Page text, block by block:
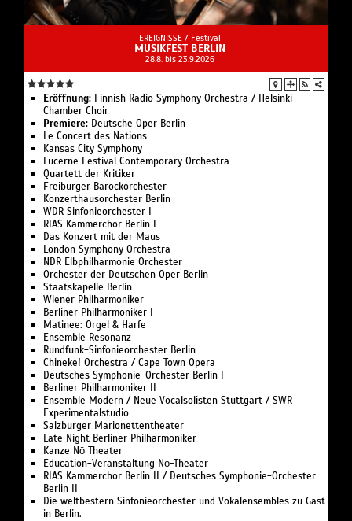
EREIGNISSE / Festival
MUSIKFEST BERLIN
28.8. bis 23.9.2026
Eröffnung: Finnish Radio Symphony Orchestra / Helsinki
Chamber Choir
Premiere: Deutsche Oper Berlin
Le Concert des Nations
Kansas City Symphony
Lucerne Festival Contemporary Orchestra
Quartett der Kritiker
Freiburger Barockorchester
Konzerthausorchester Berlin
WDR Sinfonieorchester I
RIAS Kammerchor Berlin I
Das Konzert mit der Maus
London Symphony Orchestra
NDR Elbphilharmonie Orchester
Orchester der Deutschen Oper Berlin
Staatskapelle Berlin
Wiener Philharmoniker
Berliner Philharmoniker I
Matinee: Orgel & Harfe
Ensemble Resonanz
Rundfunk-Sinfonieorchester Berlin
Chineke! Orchestra / Cape Town Opera
Deutsches Symphonie-Orchester Berlin I
Berliner Philharmoniker II
Ensemble Modern / Neue Vocalsolisten Stuttgart / SWR
Experimentalstudio
Salzburger Marionettentheater
Late Night Berliner Philharmoniker
Kanze Nō Theater
Education-Veranstaltung Nō-Theater
RIAS Kammerchor Berlin II / Deutsches Symphonie-Orchester
Berlin II
Die weltbestern Sinfonieorchester und Vokalensembles zu Gast
in Berlin.